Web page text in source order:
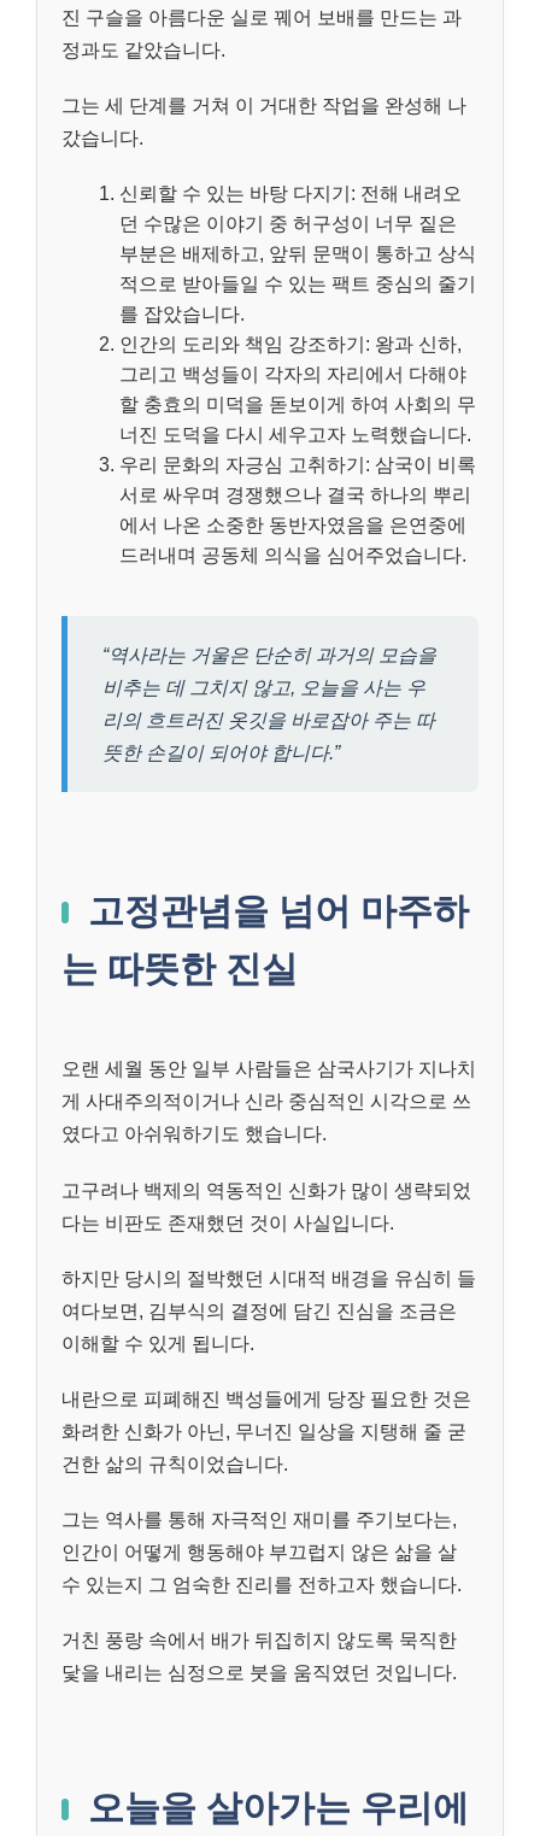
진 구슬을 아름다운 실로 꿰어 보배를 만드는 과
정과도 같았습니다.
그는 세 단계를 거쳐 이 거대한 작업을 완성해 나
갔습니다.
신뢰할 수 있는 바탕 다지기: 전해 내려오
던 수많은 이야기 중 허구성이 너무 짙은
부분은 배제하고, 앞뒤 문맥이 통하고 상식
적으로 받아들일 수 있는 팩트 중심의 줄기
를 잡았습니다.
인간의 도리와 책임 강조하기: 왕과 신하,
그리고 백성들이 각자의 자리에서 다해야
할 충효의 미덕을 돋보이게 하여 사회의 무
너진 도덕을 다시 세우고자 노력했습니다.
우리 문화의 자긍심 고취하기: 삼국이 비록
서로 싸우며 경쟁했으나 결국 하나의 뿌리
에서 나온 소중한 동반자였음을 은연중에
드러내며 공동체 의식을 심어주었습니다.
“역사라는 거울은 단순히 과거의 모습을
비추는 데 그치지 않고, 오늘을 사는 우
리의 흐트러진 옷깃을 바로잡아 주는 따
뜻한 손길이 되어야 합니다.”
고정관념을 넘어 마주하
는 따뜻한 진실
오랜 세월 동안 일부 사람들은 삼국사기가 지나치
게 사대주의적이거나 신라 중심적인 시각으로 쓰
였다고 아쉬워하기도 했습니다.
고구려나 백제의 역동적인 신화가 많이 생략되었
다는 비판도 존재했던 것이 사실입니다.
하지만 당시의 절박했던 시대적 배경을 유심히 들
여다보면, 김부식의 결정에 담긴 진심을 조금은
이해할 수 있게 됩니다.
내란으로 피폐해진 백성들에게 당장 필요한 것은
화려한 신화가 아닌, 무너진 일상을 지탱해 줄 굳
건한 삶의 규칙이었습니다.
그는 역사를 통해 자극적인 재미를 주기보다는,
인간이 어떻게 행동해야 부끄럽지 않은 삶을 살
수 있는지 그 엄숙한 진리를 전하고자 했습니다.
거친 풍랑 속에서 배가 뒤집히지 않도록 묵직한
닻을 내리는 심정으로 붓을 움직였던 것입니다.
오늘을 살아가는 우리에